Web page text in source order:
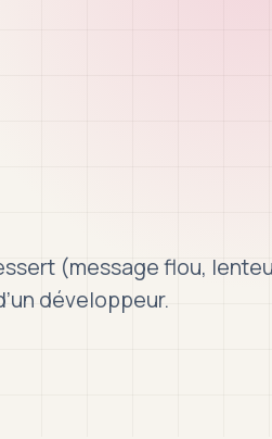
(message flou,
développeur.